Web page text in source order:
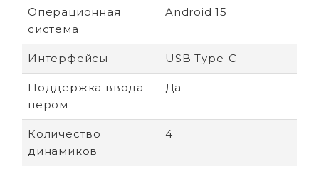
Операционная
система
Android 15
Интерфейсы USB Type-C
Поддержка ввода
пером
Да
Количество
динамиков
4